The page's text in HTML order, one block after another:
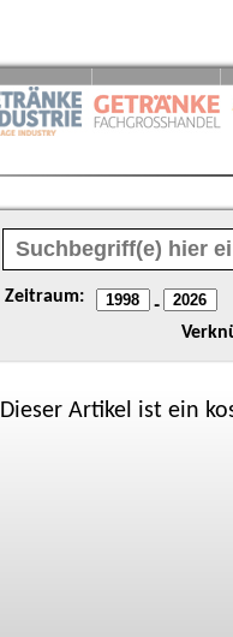
Zeitraum: -
Dieser Artikel ist ein